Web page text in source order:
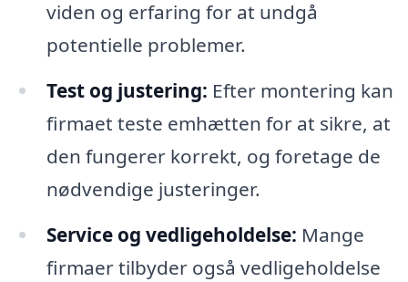
viden og erfaring for at undgå
potentielle problemer.
Test og justering: Efter montering kan
firmaet teste emhætten for at sikre, at
den fungerer korrekt, og foretage de
nødvendige justeringer.
Service og vedligeholdelse: Mange
firmaer tilbyder også vedligeholdelse